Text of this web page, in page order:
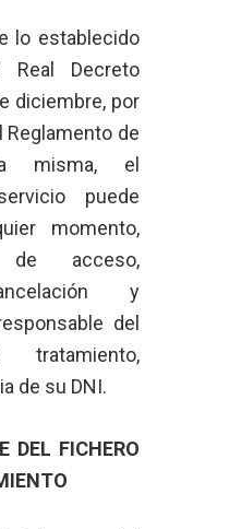
lo establecido
Decreto
diciembre, por
Reglamento de
misma, el
puede
momento,
acceso,
y
del
de su DNI.
DEL FICHERO